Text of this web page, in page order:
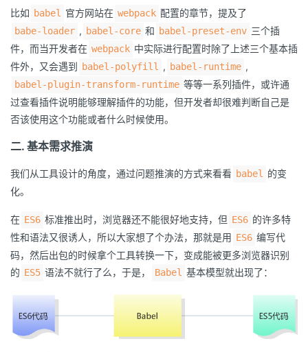
动
关
注
的
开
发
者
堂
我
的
程
我
认
的
我
我
的
Programs
我
的
支
持
的
技
支
我
的
声
比如 babel 官方网站在 webpack 配置的章节，提及了
babe-loader , babel-core 和 babel-preset-env 三个插
件，而当开发者在 webpack 中实际进行配置时除了上述三个基本插
件外，又会遇到 babel-polyfill , babel-runtime ,
babel-plugin-transform-runtime 等等一系列插件，或许通
过查看插件说明能够理解插件的功能，但开发者却很难判断自己是
否该使用这个功能或者什么时候使用。
二. 基本需求推演
我们从工具设计的角度，通过问题推演的方式来看看 babel
的变
化。
在 ES6 标准推出时，浏览器还不能很好地支持，但 ES6 的许多特
性和语法又很诱人，所以大家想了个办法，那就是用 ES6 编写代
码，然后出包的时候拿个工具转换一下，变成能被更多浏览器识别
的 ES5 语法不就行了么，于是， Babel 基本模型就出现了：